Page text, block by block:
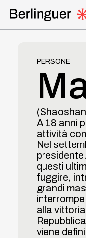
I Viaggi
Iniziative
Partiti e
Viaggi
PERSONE
(Shaoshan
A 18 anni
attività
Nel
questi
fuggire,
grandi
alla
viene